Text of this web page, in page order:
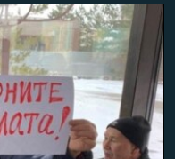
available